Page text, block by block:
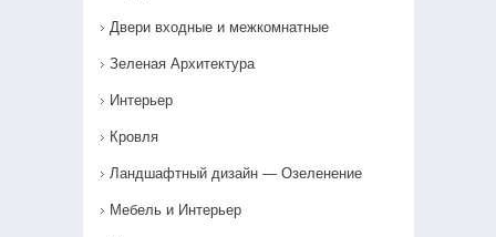
Двери входные и межкомнатные
Зеленая Архитектура
Интерьер
Кровля
Ландшафтный дизайн — Озеленение‎
Мебель и Интерьер